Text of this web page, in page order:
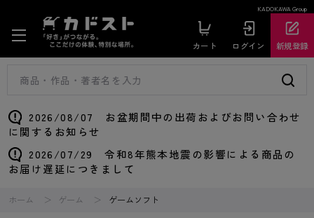
KADOKAWA Group
カート ログイン 新規登録
2026/08/07 お盆期間中の出荷およびお問い合わせ
に関するお知らせ
2026/07/29 令和8年熊本地震の影響による商品の
お届け遅延につきまして
ホーム ゲーム ゲームソフト